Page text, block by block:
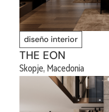
diseño interior
THE EON
Skopje, Macedonia